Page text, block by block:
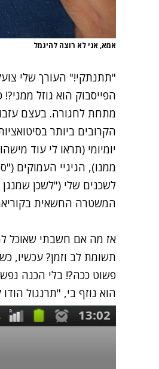
אמא, אני לא רוצה להיגמל
"תתנתקי!" העורך שלי
הפייסבוק הוא גוזל
הקרובים ביותר
יומיומי (תראו לי עוד
ממנו), הגיגיי העמוקים
לשכנים שלי ("לשכן
המשטרה החשאית
אז מה אם חשבתי שאוכל
תשומת לב וזמן? עכשיו,
פשוט ככה?! בלי הכנה
הוא נוזף בי, "תרנגול